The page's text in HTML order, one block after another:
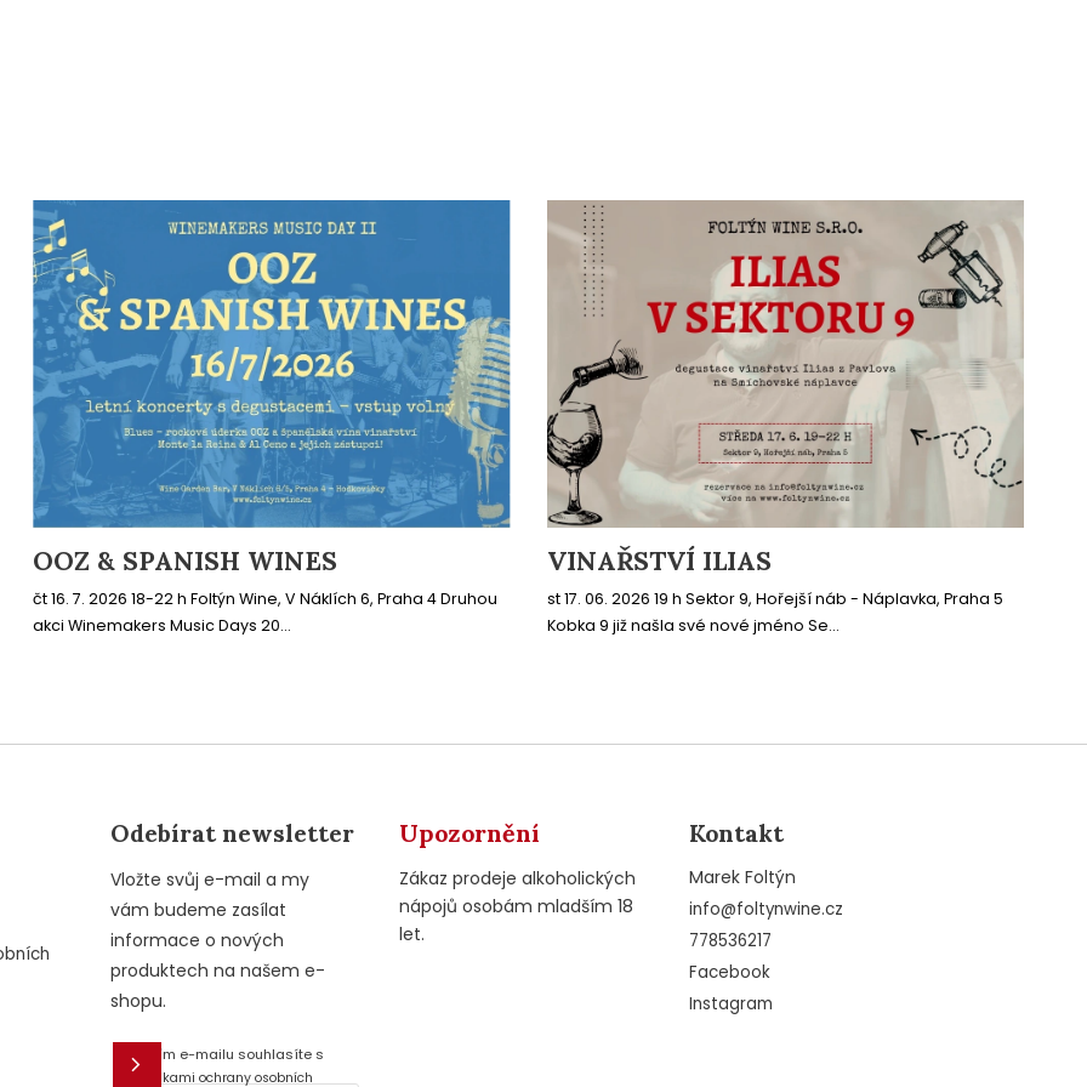
OOZ & SPANISH WINES
čt 16. 7. 2026 18-22 h Foltýn Wine, V Náklích 6, Praha 4 Druhou
akci Winemakers Music Days 20...
VINAŘSTVÍ ILIAS
st 17. 06. 2026 19 h Sektor 9, Hořejší náb - Náplavka, Praha 5
Kobka 9 již našla své nové jméno Se...
Odebírat newsletter
Vložte svůj e-mail a my
vám budeme zasílat
informace o nových
produktech na našem e-
shopu.
E-mail
Vložením e-mailu souhlasíte s
podmínkami ochrany osobních
Upozornění
Zákaz prodeje alkoholických
nápojů osobám mladším 18
let.
Kontakt
Marek Foltýn
info@foltynwine.cz
778536217
Facebook
Instagram